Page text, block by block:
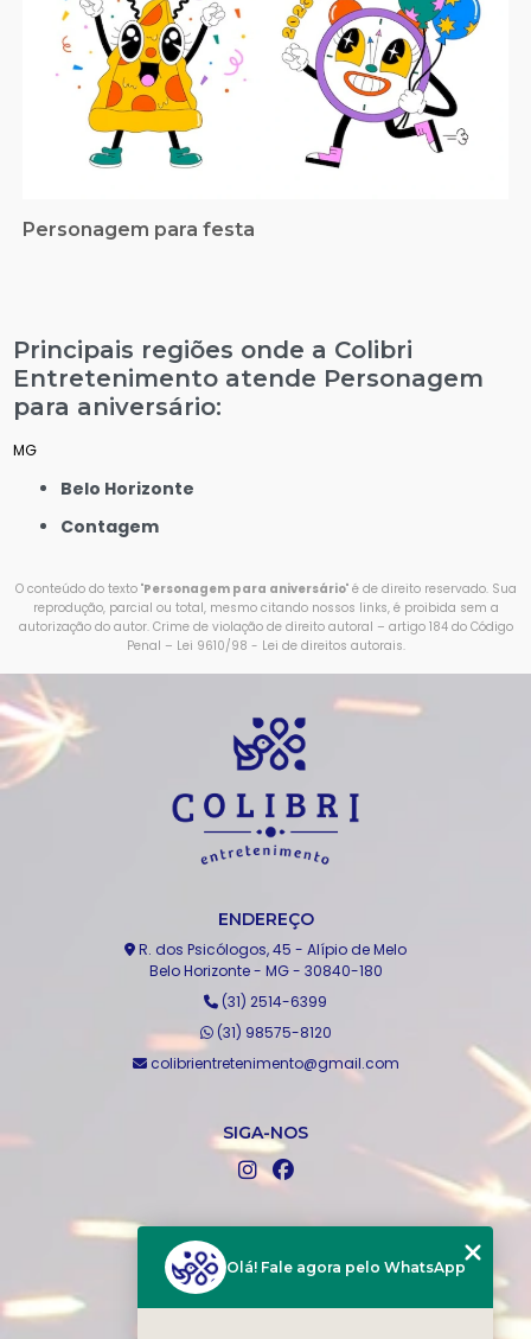
Personagem para festa
Principais regiões onde a Colibri
Entretenimento atende Personagem
para aniversário:
MG
Belo Horizonte
Contagem
O conteúdo do texto "Personagem para aniversário" é de direito reservado. Sua
reprodução, parcial ou total, mesmo citando nossos links, é proibida sem a
autorização do autor. Crime de violação de direito autoral – artigo 184 do Código
Penal – Lei 9610/98 - Lei de direitos autorais.
ENDEREÇO
R. dos Psicólogos, 45 - Alípio de Melo
Belo Horizonte - MG - 30840-180
(31) 2514-6399
(31) 98575-8120
colibrientretenimento@gmail.com
SIGA-NOS
Home
Olá! Fale agora pelo WhatsApp